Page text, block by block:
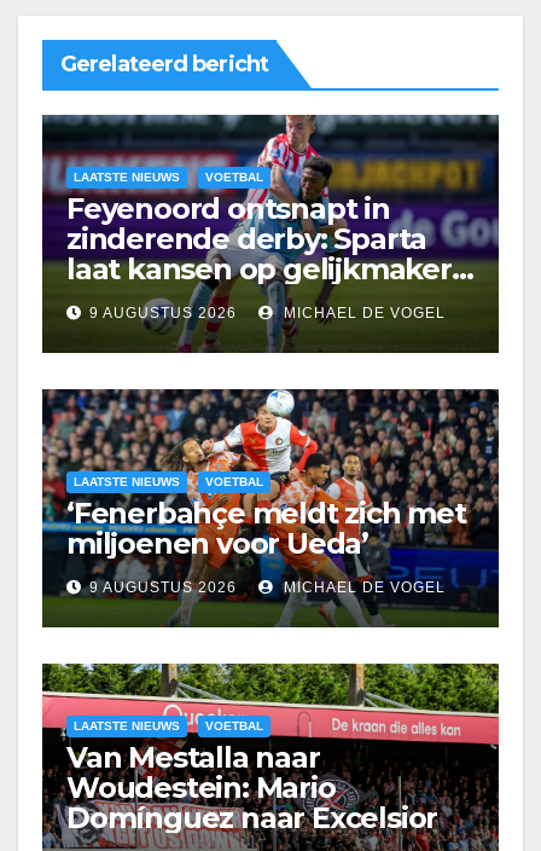
Gerelateerd bericht
LAATSTE NIEUWS VOETBAL
Feyenoord ontsnapt in
zinderende derby: Sparta
laat kansen op gelijkmaker
liggen
9 AUGUSTUS 2026 MICHAEL DE VOGEL
LAATSTE NIEUWS VOETBAL
‘Fenerbahçe meldt zich met
miljoenen voor Ueda’
9 AUGUSTUS 2026 MICHAEL DE VOGEL
LAATSTE NIEUWS VOETBAL
Van Mestalla naar
Woudestein: Mario
Domínguez naar Excelsior